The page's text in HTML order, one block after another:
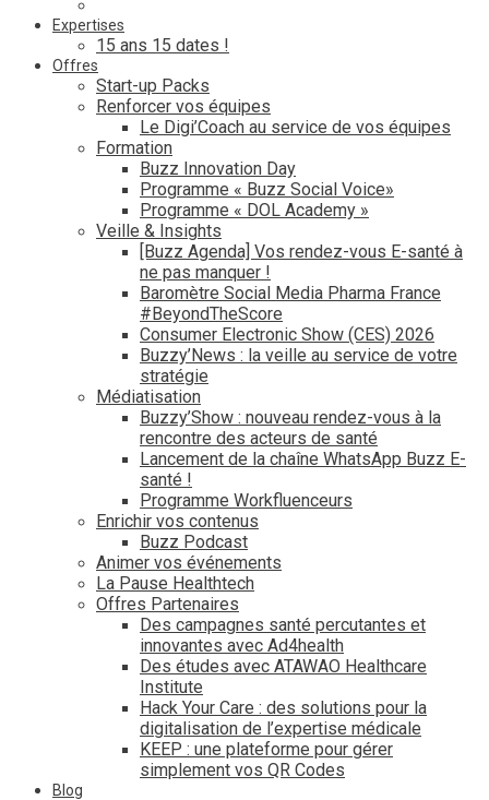
Expertises
15 ans 15 dates !
Offres
Start-up Packs
Renforcer vos équipes
Le Digi’Coach au service de vos équipes
Formation
Buzz Innovation Day
Programme « Buzz Social Voice»
Programme « DOL Academy »
Veille & Insights
[Buzz Agenda] Vos rendez-vous E-santé à
ne pas manquer !
Baromètre Social Media Pharma France
#BeyondTheScore
Consumer Electronic Show (CES) 2026
Buzzy’News : la veille au service de votre
stratégie
Médiatisation
Buzzy’Show : nouveau rendez-vous à la
rencontre des acteurs de santé
Lancement de la chaîne WhatsApp Buzz E-
santé !
Programme Workfluenceurs
Enrichir vos contenus
Buzz Podcast
Animer vos événements
La Pause Healthtech
Offres Partenaires
Des campagnes santé percutantes et
innovantes avec Ad4health
Des études avec ATAWAO Healthcare
Institute
Hack Your Care : des solutions pour la
digitalisation de l’expertise médicale
KEEP : une plateforme pour gérer
simplement vos QR Codes
Blog